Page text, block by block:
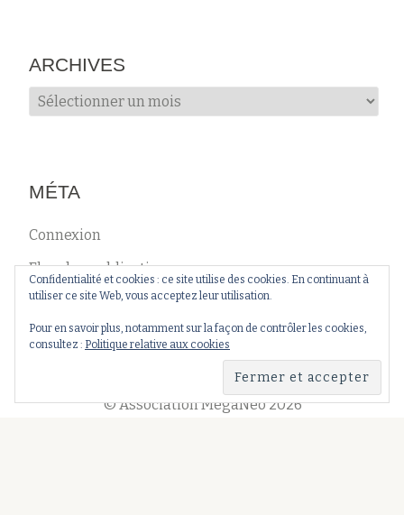
ARCHIVES
Archives
MÉTA
Connexion
Flux des publications
Flux des commentaires
Site de WordPress-FR
© Association MégaNéo 2026
Confidentialité et cookies : ce site utilise des cookies. En continuant à
utiliser ce site Web, vous acceptez leur utilisation.
Pour en savoir plus, notamment sur la façon de contrôler les cookies,
consultez : Politique relative aux cookies